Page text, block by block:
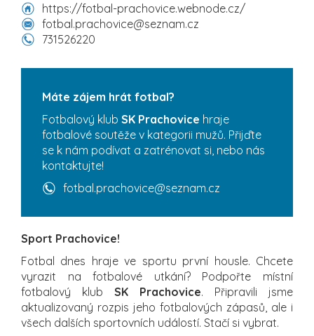
https://fotbal-prachovice.webnode.cz/
fotbal.prachovice@seznam.cz
731526220
Máte zájem hrát fotbal?
Fotbalový klub SK Prachovice hraje
fotbalové soutěže v kategorii mužů. Přijďte
se k nám podívat a zatrénovat si, nebo nás
kontaktujte!
fotbal.prachovice@seznam.cz
Sport Prachovice!
Fotbal dnes hraje ve sportu první housle. Chcete
vyrazit na fotbalové utkání? Podpořte místní
fotbalový klub SK Prachovice. Připravili jsme
aktualizovaný rozpis jeho fotbalových zápasů, ale i
všech dalších sportovních událostí. Stačí si vybrat.